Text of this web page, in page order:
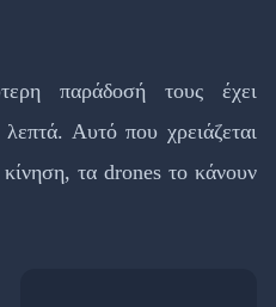
παράδοσή τους έχει
Αυτό που χρειάζεται
τα drones το κάνουν